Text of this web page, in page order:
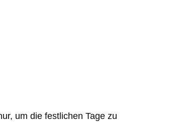
um die festlichen Tage zu